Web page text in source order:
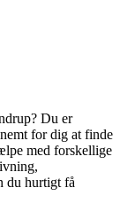
Du er
for dig at finde
med forskellige
du hurtigt få